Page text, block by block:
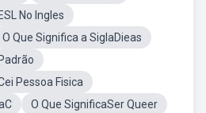
No Ingles
O Que Significa a SiglaDieas
Pessoa Fisica
O Que SignificaSer Queer